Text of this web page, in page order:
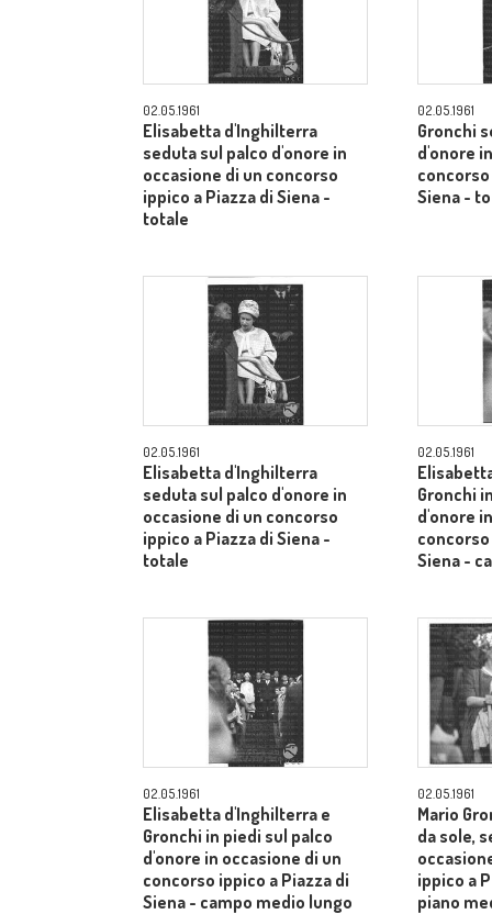
02.05.1961
Elisabetta d'Inghilterra
seduta sul palco d'onore in
occasione di un concorso
ippico a Piazza di Siena -
totale
02.05.1961
Gronchi
d'onore
Siena -
02.05.1961
Elisabetta d'Inghilterra
seduta sul palco d'onore in
occasione di un concorso
ippico a Piazza di Siena -
totale
02.05.1961
Gronchi
d'onore
Siena -
02.05.1961
Elisabetta d'Inghilterra e
Gronchi in piedi sul palco
d'onore in occasione di un
concorso ippico a Piazza di
Siena - campo medio lungo
02.05.1961
Mario
da sole,
ippico a
piano